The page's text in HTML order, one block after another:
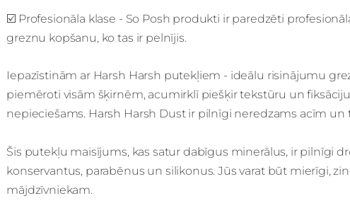
☑️ Profesionāla klase - So Posh produkti ir paredzēti
greznu kopšanu, ko tas ir pelnījis.
Iepazīstinām ar Harsh Harsh putekļiem - ideālu risinājumu
piemēroti visām šķirnēm, acumirklī piešķir tekstūru un
nepieciešams. Harsh Harsh Dust ir pilnīgi neredzams acīm un
Šis putekļu maisījums, kas satur dabīgus minerālus, ir pilnīgi
konservantus, parabēnus un silikonus. Jūs varat būt mierīgi,
mājdzīvniekam.